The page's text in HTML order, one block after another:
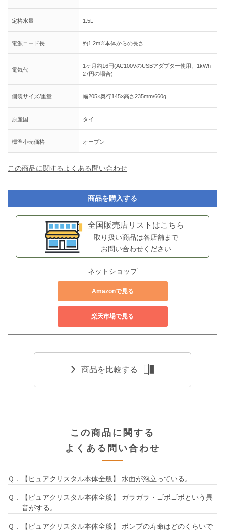
定格水量 1.5L
電源コード長 約1.2m※本体からの長さ
電気代
1ヶ月約16円(AC100VのUSBアダプター使用、1kWh
27円の場合)
個装サイズ/重量 幅205×奥行145×高さ235mm/660g
原産国 タイ
標準小売価格 オープン
この商品に関するよくある問い合わせ
商品を購入する
全国販売店リストはこちら
取り扱い商品は各店舗まで
お問い合わせください
ネットショップ
Amazonで見る
楽天市場で見る
商品を比較する
この商品に関する
よくある問い合わせ
Ｑ．【ピュアクリスタル本体全般】 水面が泡立っている。
Ｑ．【ピュアクリスタル本体全般】 ガラガラ・ゴボゴボという異
音がする。
Ｑ．【ピュアクリスタル本体全般】 ポンプの寿命はどのくらいで